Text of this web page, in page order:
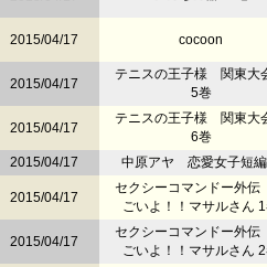
2015/04/17 cocoon
2015/04/17
テニスの王子様 関東大
5巻
2015/04/17
テニスの王子様 関東大
6巻
2015/04/17
中原アヤ 恋愛女子短
2015/04/17
セクシーコマンドー外
ごいよ！！マサルさん
2015/04/17
セクシーコマンドー外
ごいよ！！マサルさん